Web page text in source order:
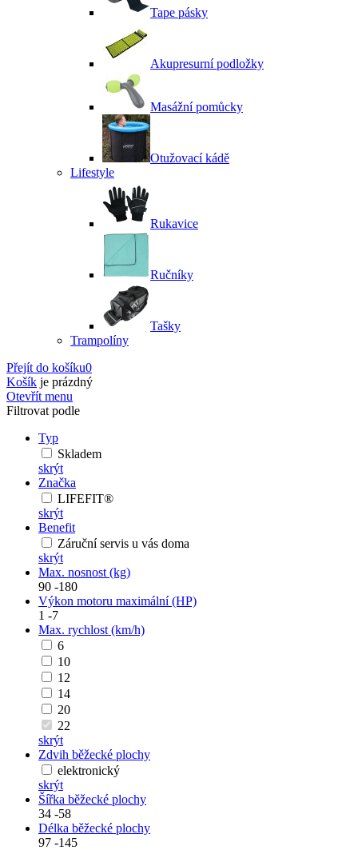
Tape pásky
Akupresurní podložky
Masážní pomůcky
Otužovací kádě
Lifestyle
Rukavice
Ručníky
Tašky
Trampolíny
Přejít do košíku0
Košík je prázdný
Otevřít menu
Filtrovat podle
Typ
Skladem
skrýt
Značka
LIFEFIT®
skrýt
Benefit
Záruční servis u vás doma
skrýt
Max. nosnost (kg)
90 -180
Výkon motoru maximální (HP)
1 -7
Max. rychlost (km/h)
6
10
12
14
20
22
skrýt
Zdvih běžecké plochy
elektronický
skrýt
Šířka běžecké plochy
34 -58
Délka běžecké plochy
97 -145